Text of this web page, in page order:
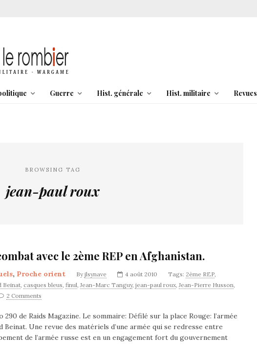
Guerre Hist. générale Hist. militaire Revues
BROWSING TAG
jean-paul roux
avec le 2ème REP en Afghanistan.
, Proche orient By jlsynave 4 août 2010 Tags: 2ème REP,
Beinat, casques bleus, finul,Jean-Marc Tanguy, jean-paul roux,Jean-Pierre Husson,
2 Comments
de Raids Magazine. Le sommaire: Défilé sur la place Rouge: l’armée
Une revue des matériels d’une armée qui se redresse entre
de l’armée russe est en un engagement fort du gouvernement